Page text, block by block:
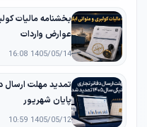
بخشنامه مالیات
عوارض واردات
1405/05/14 16:08
پایان شهریور
1405/05/12 10:59